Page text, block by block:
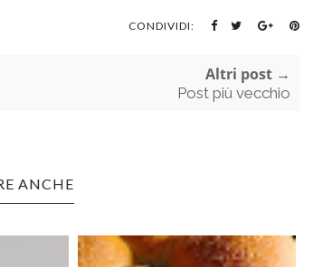
CONDIVIDI:
Altri post →
Post più vecchio
ANCHE